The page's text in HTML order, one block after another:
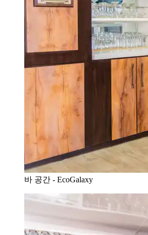
바 공간 - EcoGalaxy